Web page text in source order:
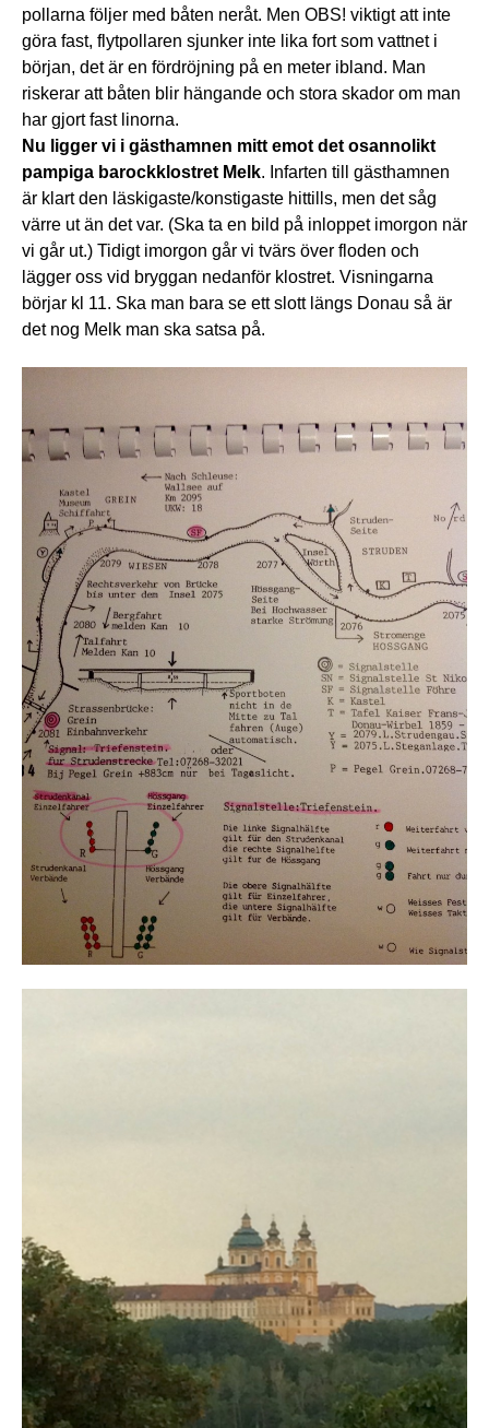
pollarna följer med båten neråt. Men OBS! viktigt att inte
göra fast, flytpollaren sjunker inte lika fort som vattnet i
början, det är en fördröjning på en meter ibland. Man
riskerar att båten blir hängande och stora skador om man
har gjort fast linorna.
Nu ligger vi i gästhamnen mitt emot det osannolikt
pampiga barockklostret Melk. Infarten till gästhamnen
är klart den läskigaste/konstigaste hittills, men det såg
värre ut än det var. (Ska ta en bild på inloppet imorgon när
vi går ut.) Tidigt imorgon går vi tvärs över floden och
lägger oss vid bryggan nedanför klostret. Visningarna
börjar kl 11. Ska man bara se ett slott längs Donau så är
det nog Melk man ska satsa på.